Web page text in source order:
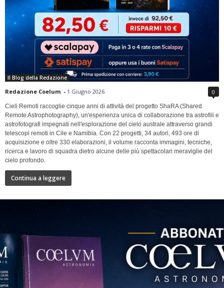
Il Blog della Redazione
Redazione Coelum - 1 Giugno 2026 0
Cieli Remoti raccoglie cinque anni di attività del progetto ShaRA (Shared
Remote Astrophotography), un'esperienza unica di collaborazione tra astrofili e
astrofotografi impegnati nell'esplorazione del cielo australe attraverso grandi
telescopi remoti in Cile e Namibia. Con 22 progetti, 34 autori, 493 ore di
acquisizione e oltre 330 elaborazioni, il volume racconta immagini, tecniche,
ricerca e lavoro di squadra dietro alcune delle più spettacolari meraviglie del
cielo profondo.
Continua a leggere